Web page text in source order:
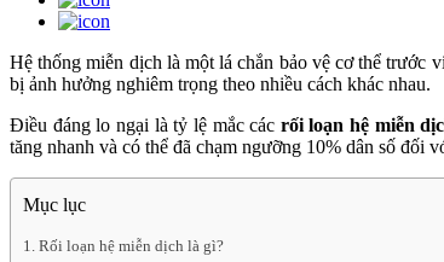
Hệ thống miễn dịch là một lá chắn bảo vệ cơ thể trước
bị ảnh hưởng nghiêm trọng theo nhiều cách khác nhau.
Điều đáng lo ngại là tỷ lệ mắc các rối loạn hệ miễn
tăng nhanh và có thể đã chạm ngưỡng 10% dân số đối
Mục lục
1. Rối loạn hệ miễn dịch là gì?